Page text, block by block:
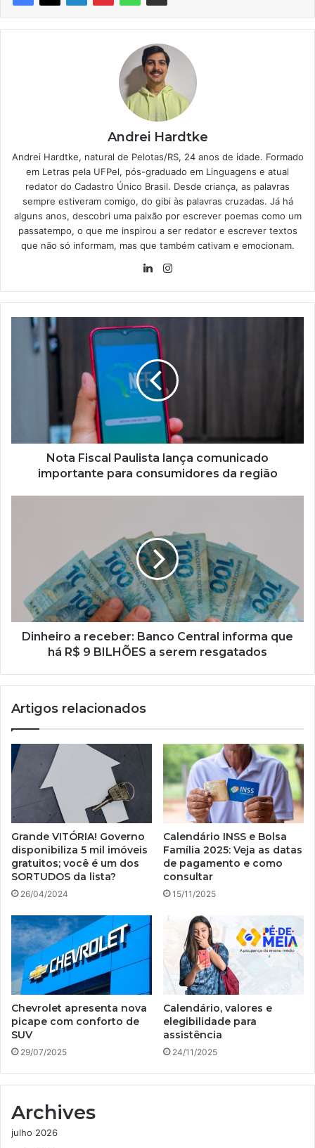
Andrei Hardtke
Andrei Hardtke, natural de Pelotas/RS, 24 anos de idade. Formado
em Letras pela UFPel, pós-graduado em Linguagens e atual
redator do Cadastro Único Brasil. Desde criança, as palavras
sempre estiveram comigo, do gibi às palavras cruzadas. Já há
alguns anos, descobri uma paixão por escrever poemas como um
passatempo, o que me inspirou a ser redator e escrever textos
que não só informam, mas que também cativam e emocionam.
Linkedin
Paulista
consumidores
da
Nota Fiscal Paulista lança comunicado
importante para consumidores da região
R$
Dinheiro a receber: Banco Central informa que
há R$ 9 BILHÕES a serem resgatados
Artigos relacionados
Grande VITÓRIA! Governo
disponibiliza 5 mil imóveis
gratuitos; você é um dos
SORTUDOS da lista?
26/04/2024
Calendário INSS e Bolsa
Família 2025: Veja as datas
de pagamento e como
consultar
15/11/2025
Chevrolet apresenta nova
picape com conforto de
SUV
29/07/2025
Calendário, valores e
elegibilidade para
assistência
24/11/2025
Archives
julho 2026